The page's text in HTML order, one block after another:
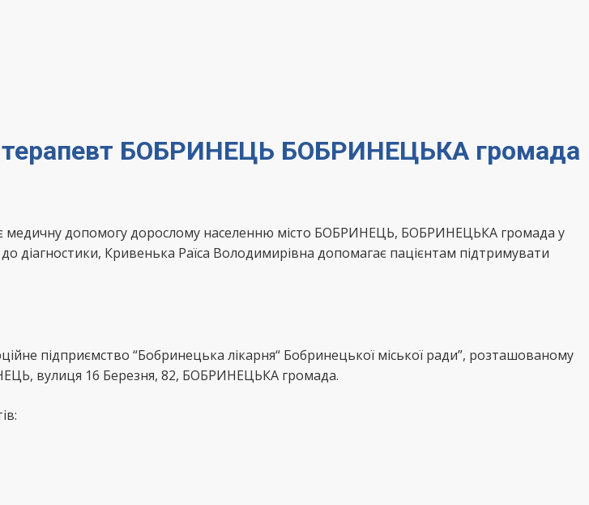
терапевт БОБРИНЕЦЬ БОБРИНЕЦЬКА громада
медичну допомогу дорослому населенню місто БОБРИНЕЦЬ, БОБРИНЕЦЬКА громада у
Кривенька Раїса Володимирівна допомагає пацієнтам підтримувати
підприємство “Бобринецька лікарня“ Бобринецької міської ради”, розташованому
вулиця 16 Березня, 82, БОБРИНЕЦЬКА громада.